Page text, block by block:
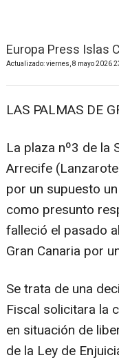
Europa Press Islas
Actualizado: viernes, 8 mayo 2026
LAS PALMAS DE
La plaza nº3 de la
Arrecife
por un supuesto
como presunto
falleció el pasado
Gran Canaria por
Se trata de una
Fiscal solicitara la
en situación de
de la Ley de